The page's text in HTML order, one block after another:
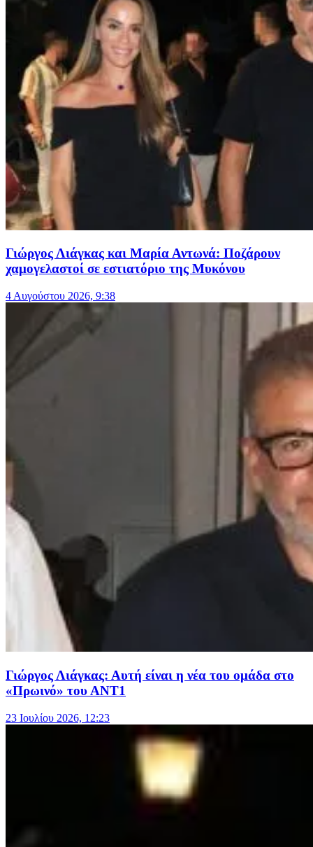
Γιώργος Λιάγκας και Μαρία Αντωνά: Ποζάρουν
χαμογελαστοί σε εστιατόριο της Μυκόνου
4 Αυγούστου 2026, 9:38
Γιώργος Λιάγκας: Αυτή είναι η νέα του ομάδα στο
«Πρωινό» του ΑΝΤ1
23 Ιουλίου 2026, 12:23